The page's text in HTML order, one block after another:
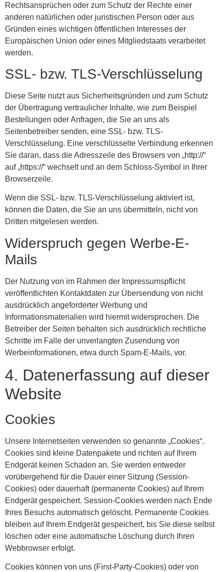
Rechtsansprüchen oder zum Schutz der Rechte einer
anderen natürlichen oder juristischen Person oder aus
Gründen eines wichtigen öffentlichen Interesses der
Europäischen Union oder eines Mitgliedstaats verarbeitet
werden.
SSL- bzw. TLS-Verschlüsselung
Diese Seite nutzt aus Sicherheitsgründen und zum Schutz
der Übertragung vertraulicher Inhalte, wie zum Beispiel
Bestellungen oder Anfragen, die Sie an uns als
Seitenbetreiber senden, eine SSL- bzw. TLS-
Verschlüsselung. Eine verschlüsselte Verbindung erkennen
Sie daran, dass die Adresszeile des Browsers von „http://“
auf „https://“ wechselt und an dem Schloss-Symbol in Ihrer
Browserzeile.
Wenn die SSL- bzw. TLS-Verschlüsselung aktiviert ist,
können die Daten, die Sie an uns übermitteln, nicht von
Dritten mitgelesen werden.
Widerspruch gegen Werbe-E-
Mails
Der Nutzung von im Rahmen der Impressumspflicht
veröffentlichten Kontaktdaten zur Übersendung von nicht
ausdrücklich angeforderter Werbung und
Informationsmaterialien wird hiermit widersprochen. Die
Betreiber der Seiten behalten sich ausdrücklich rechtliche
Schritte im Falle der unverlangten Zusendung von
Werbeinformationen, etwa durch Spam-E-Mails, vor.
4. Datenerfassung auf dieser
Website
Cookies
Unsere Internetseiten verwenden so genannte „Cookies“.
Cookies sind kleine Datenpakete und richten auf Ihrem
Endgerät keinen Schaden an. Sie werden entweder
vorübergehend für die Dauer einer Sitzung (Session-
Cookies) oder dauerhaft (permanente Cookies) auf Ihrem
Endgerät gespeichert. Session-Cookies werden nach Ende
Ihres Besuchs automatisch gelöscht. Permanente Cookies
bleiben auf Ihrem Endgerät gespeichert, bis Sie diese selbst
löschen oder eine automatische Löschung durch Ihren
Webbrowser erfolgt.
Cookies können von uns (First-Party-Cookies) oder von